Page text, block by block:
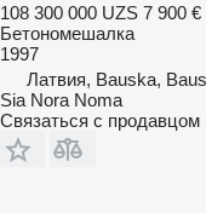
108 300 000 UZS 7 900 €
Бетономешалка
1997
Латвия, Bauska,
Sia Nora Noma
Связаться с продавцом